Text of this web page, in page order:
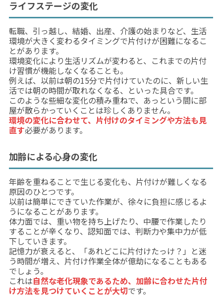
ライフステージの変化
転職、引っ越し、結婚、出産、介護の始まりなど、生活
環境が大きく変わるタイミングで片付けが困難になるこ
とがあります。
環境変化により生活リズムが変わると、これまでの片付
け習慣が機能しなくなることも。
例えば、以前は朝の15分で片付けていたのに、新しい生
活では朝の時間が取れなくなる、といった具合です。
このような些細な変化の積み重ねで、あっという間に部
屋が散らかっていくことは珍しくありません。
環境の変化に合わせて、片付けのタイミングや方法も見
直す必要があります。
加齢による心身の変化
年齢を重ねることで生じる変化も、片付けが難しくなる
原因のひとつです。
以前は簡単にできていた作業が、徐々に負担に感じるよ
うになることがあります。
体力面では、重い物を持ち上げたり、中腰で作業したり
することが辛くなり、認知面では、判断力や集中力が低
下していきます。
記憶力が衰えると、「あれどこに片付けたっけ？」と迷
う時間が増え、片付け作業全体が億劫になることもある
でしょう。
これは自然な老化現象であるため、加齢に合わせた片付
け方法を見つけていくことが大切です。